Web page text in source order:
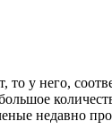
то у него,
недавно